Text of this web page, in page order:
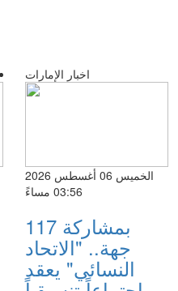
اخبار الإمارات
الخميس 06 أغسطس 2026
03:56 مساءً
بمشاركة 117
جهة.. "الاتحاد
النسائي" يعقد